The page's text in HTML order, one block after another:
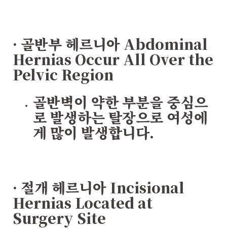
· 골반부 헤르니아 Abdominal
Hernias Occur All Over the
Pelvic Region
골반벽이 약한 부분을 중심으
로 발생하는 탈장으로 여성에
게 많이 발생합니다.
· 절개 헤르니아 Incisional
Hernias Located at
Surgery Site